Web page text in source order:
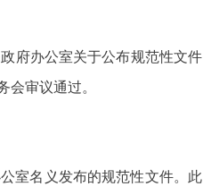
府办公室关于公布规范性文件
审议通过。
室名义发布的规范性文件。此